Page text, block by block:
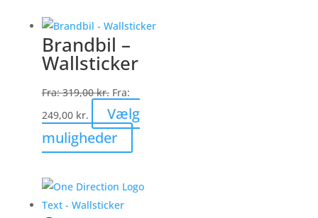
flere
Mulighederne
vælges
på
Brandbil –
Wallsticker
Fra:319,00kr. Fra:
249,00 kr.
Vælg
muligheder
vare
flere